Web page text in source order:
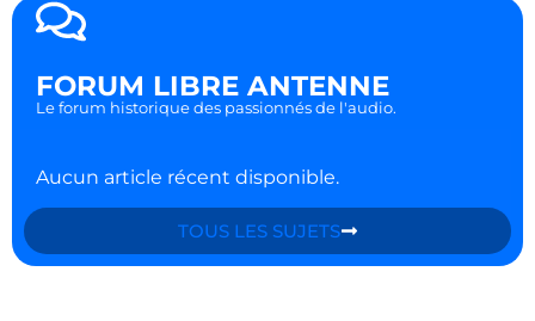
FORUM LIBRE ANTENNE
Le forum historique des passionnés de l'audio.
Aucun article récent disponible.
TOUS LES SUJETS